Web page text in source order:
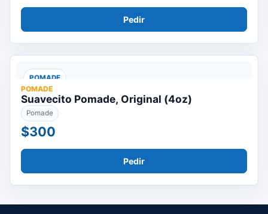
Pedir
POMADE
POMADE
Suavecito Pomade, Original (4oz)
Pomade
$300
Pedir